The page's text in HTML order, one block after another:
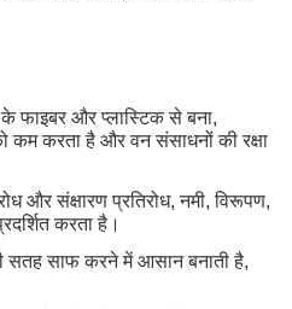
फाइबर और प्लास्टिक से बना,
कम करता है और वन संसाधनों की रक्षा
और संक्षारण प्रतिरोध, नमी, विरूपण,
करता है।
सतह साफ करने में आसान बनाती है,